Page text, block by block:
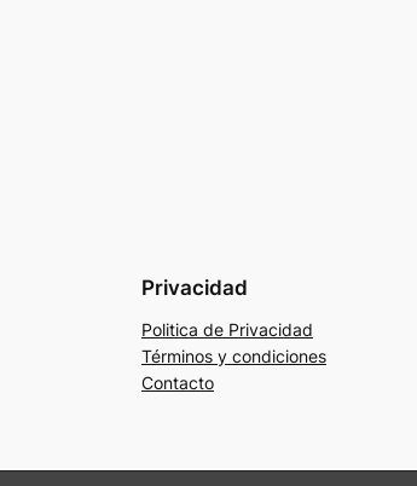
Privacidad
Politica de Privacidad
Términos y condiciones
Contacto